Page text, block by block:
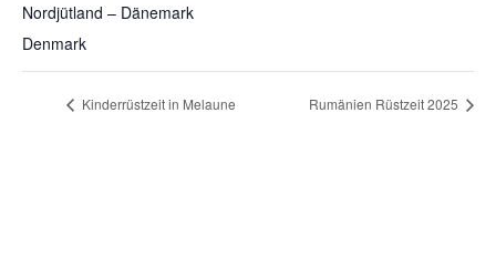
Nordjütland – Dänemark
Denmark
Kinderrüstzeit in Melaune Rumänien Rüstzeit 2025